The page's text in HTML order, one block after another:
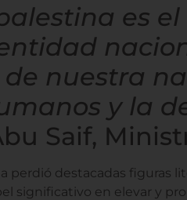
es
nuestra
y la
Saif,
perdió destacadas figuras
significativo en elevar y